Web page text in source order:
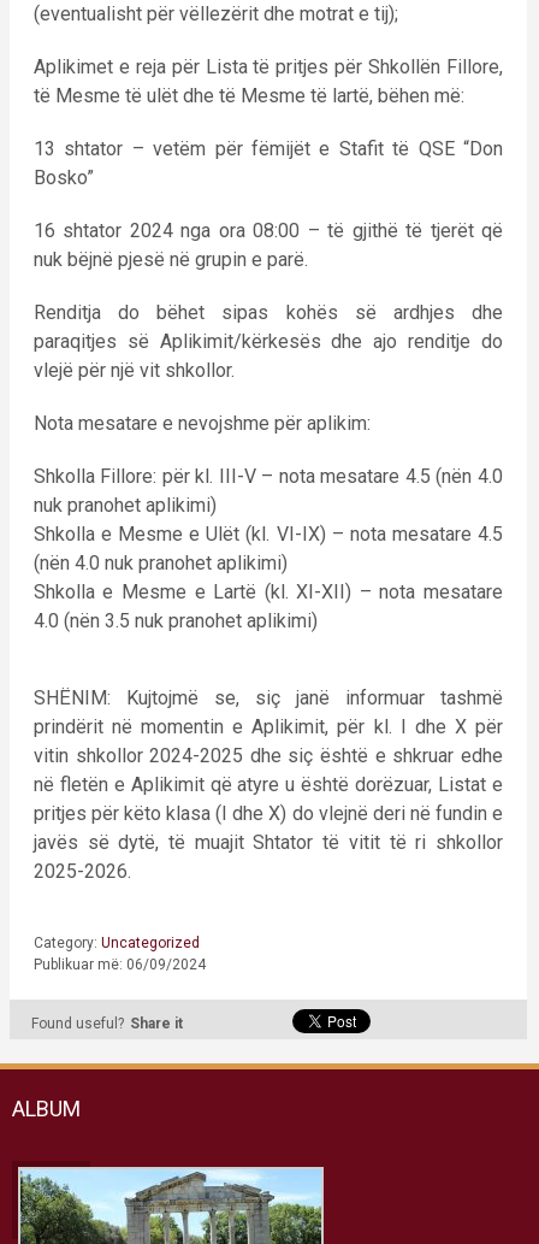
(eventualisht për vëllezërit dhe motrat e tij);
Aplikimet e reja për Lista të pritjes për Shkollën Fillore,
të Mesme të ulët dhe të Mesme të lartë, bëhen më:
13 shtator – vetëm për fëmijët e Stafit të QSE “Don
Bosko”
16 shtator 2024 nga ora 08:00 – të gjithë të tjerët që
nuk bëjnë pjesë në grupin e parë.
Renditja do bëhet sipas kohës së ardhjes dhe
paraqitjes së Aplikimit/kërkesës dhe ajo renditje do
vlejë për një vit shkollor.
Nota mesatare e nevojshme për aplikim:
Shkolla Fillore: për kl. III-V – nota mesatare 4.5 (nën 4.0
nuk pranohet aplikimi)
Shkolla e Mesme e Ulët (kl. VI-IX) – nota mesatare 4.5
(nën 4.0 nuk pranohet aplikimi)
Shkolla e Mesme e Lartë (kl. XI-XII) – nota mesatare
4.0 (nën 3.5 nuk pranohet aplikimi)
SHËNIM: Kujtojmë se, siç janë informuar tashmë
prindërit në momentin e Aplikimit, për kl. I dhe X për
vitin shkollor 2024-2025 dhe siç është e shkruar edhe
në fletën e Aplikimit që atyre u është dorëzuar, Listat e
pritjes për këto klasa (I dhe X) do vlejnë deri në fundin e
javës së dytë, të muajit Shtator të vitit të ri shkollor
2025-2026.
Category: Uncategorized
Publikuar më: 06/09/2024
Found useful? Share it
ALBUM